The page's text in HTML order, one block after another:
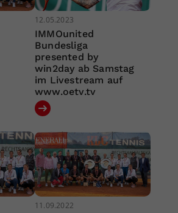
12.05.2023
IMMOunited
Bundesliga
presented by
win2day ab Samstag
im Livestream auf
www.oetv.tv
11.09.2022